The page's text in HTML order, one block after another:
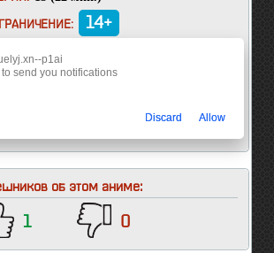
14+
Напротив, Лань Гэ - гений, живущий
защищающий свободу и
разные, им придется
об этом аниме:
1 0
p1ai
send you notifications
Discard Allow